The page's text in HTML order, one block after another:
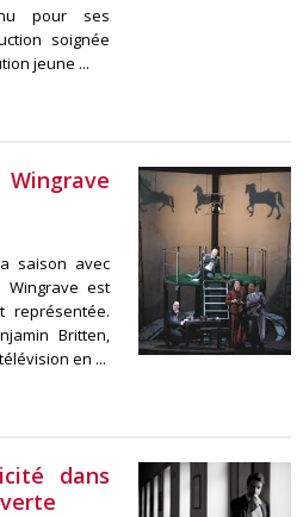
pour ses
soignée
jeune ...
saison avec
est
Britten,
en ...
dans